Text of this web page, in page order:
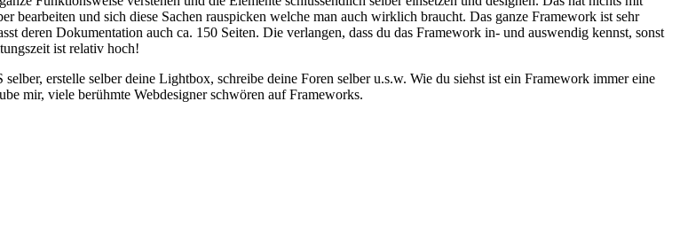
bearbeiten und sich diese Sachen rauspicken welche man auch wirklich braucht. Das ganze Framework ist sehr
deren Dokumentation auch ca. 150 Seiten. Die verlangen, dass du das Framework in- und auswendig kennst, sonst
ist relativ hoch!
erstelle selber deine Lightbox, schreibe deine Foren selber u.s.w. Wie du siehst ist ein Framework immer eine
mir, viele berühmte Webdesigner schwören auf Frameworks.